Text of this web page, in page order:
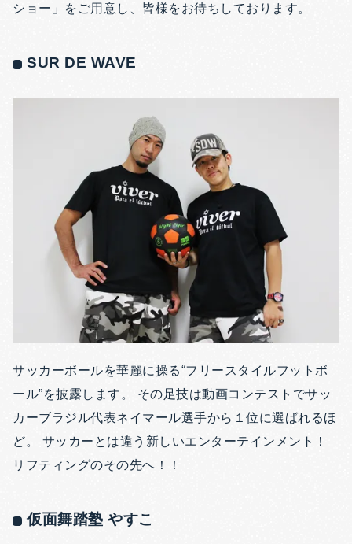
ショー」をご用意し、皆様をお待ちしております。
SUR DE WAVE
サッカーボールを華麗に操る“フリースタイルフットボ
ール”を披露します。 その足技は動画コンテストでサッ
カーブラジル代表ネイマール選手から１位に選ばれるほ
ど。 サッカーとは違う新しいエンターテインメント！
リフティングのその先へ！！
仮面舞踏塾 やすこ